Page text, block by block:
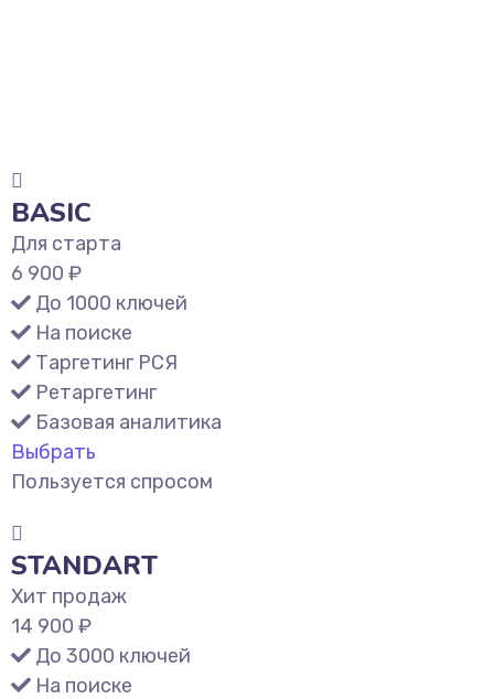
BASIC
Для старта
6 900 ₽
До 1000 ключей
На поиске
Таргетинг РСЯ
Ретаргетинг
Базовая аналитика
Выбрать
Пользуется спросом
STANDART
Хит продаж
14 900 ₽
До 3000 ключей
На поиске